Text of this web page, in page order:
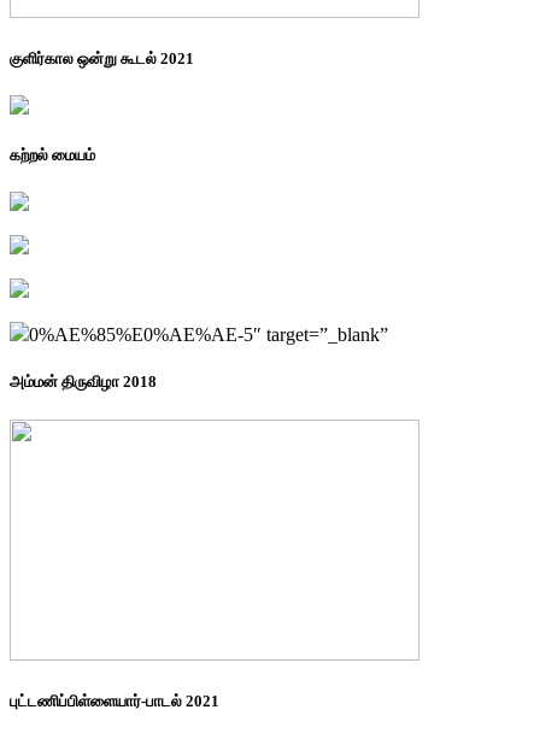
குளிர்கால ஒன்று கூடல் 2021
கற்றல் மையம்
0%AE%85%E0%AE%AE-5″ target=”_blank”
அம்மன் திருவிழா 2018
புட்டணிப்பிள்ளையார்-பாடல் 2021